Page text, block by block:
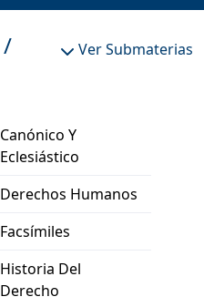
Ver Submaterias
/
Canónico Y
Eclesiástico
Derechos Humanos
Facsímiles
Historia Del
Derecho